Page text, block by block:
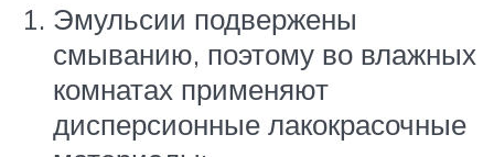
Эмульсии подвержены
смыванию, поэтому во влажных
комнатах применяют
дисперсионные лакокрасочные